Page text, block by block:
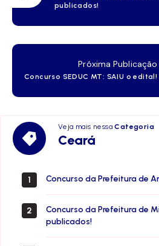
publicados!
Próxima Publicação
Concurso SEDUC MT: SAIU o edital!
Veja mais nessaCategoria
Ceará
Ceará
1 Concurso da Prefeitura de
2
Concurso da Prefeitura de
publicados!